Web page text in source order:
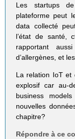
Les startups
plateforme peut
data collecté
l’état de santé,
rapportant
d’allergènes, et
La relation IoT et
explosif car au-
business
nouvelles
chapitre?
Répondre à ce